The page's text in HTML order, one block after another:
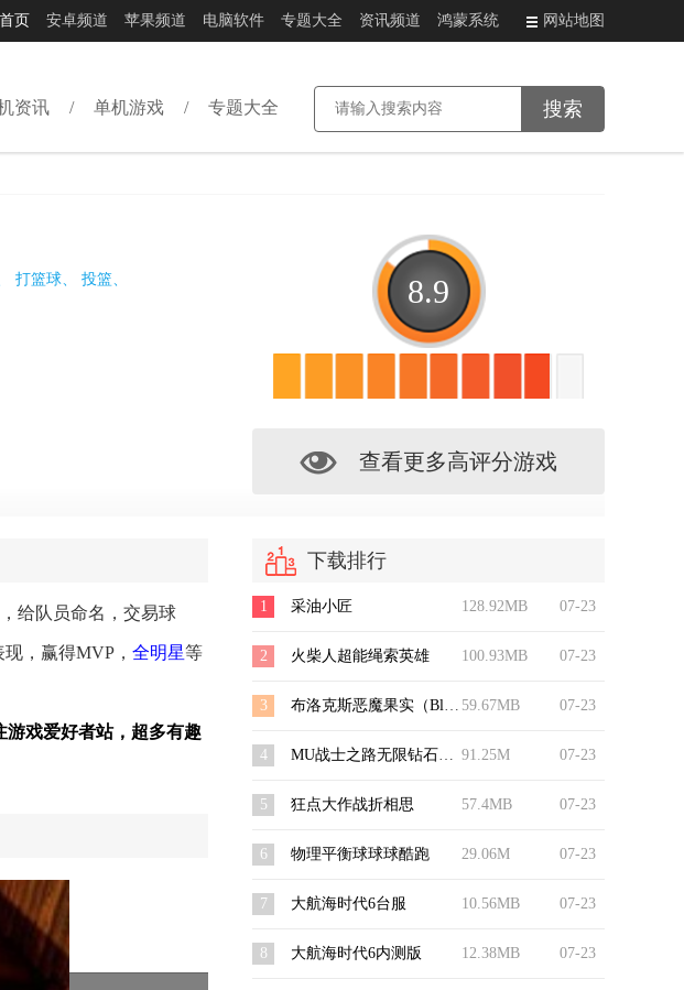
首页 安卓频道 苹果频道 电脑软件 专题大全 资讯频道 鸿蒙系统 网站地图
资讯 单机游戏 专题大全
打篮球、
投篮、
8.9
查看更多高评分游戏
给队员命名，交易球
，赢得MVP， 全明星等
游戏爱好者站，超多有趣
下载排行
07-23
128.92MB
1 采油小匠
07-23
100.93MB
2 火柴人超能绳索英雄
07-23
59.67MB
3 布洛克斯恶魔果实（Blox Devil Fruits）
07-23
91.25M
4 MU战士之路无限钻石修改版
07-23
57.4MB
5 狂点大作战折相思
07-23
29.06M
6 物理平衡球球球酷跑
07-23
10.56MB
7 大航海时代6台服
07-23
12.38MB
8 大航海时代6内测版